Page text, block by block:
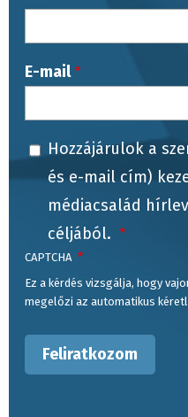
E-mail
Hozzájárulok a
és e-mail cím)
médiacsalád
céljából.
CAPTCHA
Ez a kérdés vizsgálja, hogy
megelőzi az automatikus